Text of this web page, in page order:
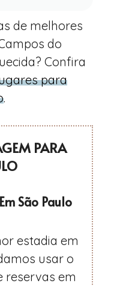
de melhores
do
Confira
para
.
PARA
São Paulo
estadia em
usar o
reservas em